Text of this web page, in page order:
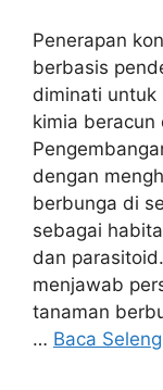
Penerapan
berbasis
diminati untuk
kimia beracun
dengan
berbunga di
sebagai
dan
menjawab
tanaman
… Baca